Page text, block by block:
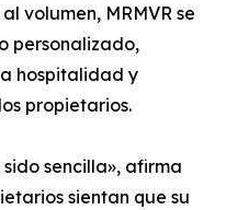
volumen, MRMVR se
personalizado,
hospitalidad y
propietarios.
sencilla», afirma
sientan que su